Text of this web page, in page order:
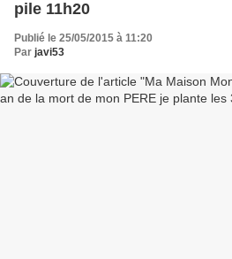
pile 11h20
Publié le 25/05/2015 à 11:20
Par javi53